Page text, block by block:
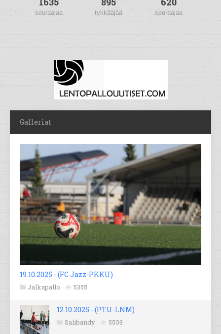
seuraajaa tykkääjää seuraajaa
Galleriat
19.10.2025 - (FC Jazz-PKKU)
Jalkapallo 5355
12.10.2025 - (PTU-LNM)
Salibandy 5503